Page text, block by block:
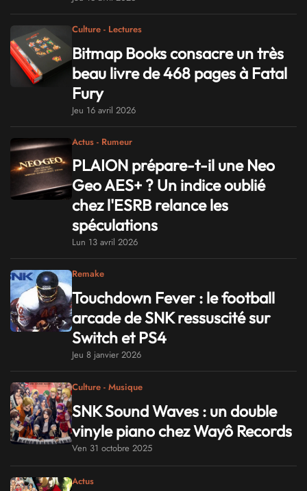
Culture - Lectures
Bitmap Books consacre un très
beau livre de 468 pages à Fatal
Fury
Jeu 16 avril 2026
Actus - Rumeur
PLAION prépare-t-il une Neo
Geo AES+ ? Un indice oublié
chez l'ESRB relance les
spéculations
Lun 13 avril 2026
Remake
Touchdown Fever : le football
arcade de SNK ressuscité sur
Switch et PS4
Jeu 8 janvier 2026
Culture - Musique
SNK Sound Waves : un double
vinyle piano chez Wayô Records
Ven 31 octobre 2025
Actus